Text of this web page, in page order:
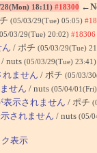
18:11) #18300
(05/03/29(Tue) 05:05)
03/29(Tue) 20:02) #18306
ん / ポチ (05/03/29(Tue)
/ nuts (05/03/29(Tue)
れません / ポチ (05/03/
せん / nuts (05/04/
表示されません / ポチ
示されません / nuts (05/
ク表示